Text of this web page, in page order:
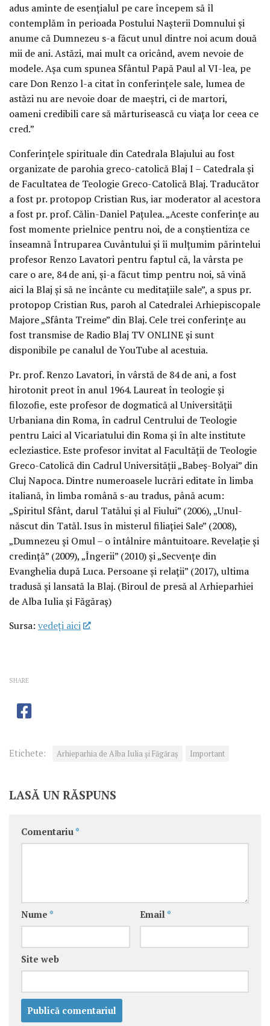
adus aminte de esențialul pe care începem să îl
contemplăm în perioada Postului Nașterii Domnului și
anume că Dumnezeu s-a făcut unul dintre noi acum două
mii de ani. Astăzi, mai mult ca oricând, avem nevoie de
modele. Așa cum spunea Sfântul Papă Paul al VI-lea, pe
care Don Renzo l-a citat în conferințele sale, lumea de
astăzi nu are nevoie doar de maeștri, ci de martori,
oameni credibili care să mărturisească cu viața lor ceea ce
cred.”
Conferințele spirituale din Catedrala Blajului au fost
organizate de parohia greco-catolică Blaj I – Catedrala și
de Facultatea de Teologie Greco-Catolică Blaj. Traducător
a fost pr. protopop Cristian Rus, iar moderator al acestora
a fost pr. prof. Călin-Daniel Pațulea. „Aceste conferințe au
fost momente prielnice pentru noi, de a conștientiza ce
înseamnă Întruparea Cuvântului și îi mulțumim părintelui
profesor Renzo Lavatori pentru faptul că, la vârsta pe
care o are, 84 de ani, și-a făcut timp pentru noi, să vină
aici la Blaj și să ne încânte cu meditațiile sale”, a spus pr.
protopop Cristian Rus, paroh al Catedralei Arhiepiscopale
Majore „Sfânta Treime” din Blaj. Cele trei conferințe au
fost transmise de Radio Blaj TV ONLINE și sunt
disponibile pe canalul de YouTube al acestuia.
Pr. prof. Renzo Lavatori, în vârstă de 84 de ani, a fost
hirotonit preot în anul 1964. Laureat în teologie și
filozofie, este profesor de dogmatică al Universității
Urbaniana din Roma, în cadrul Centrului de Teologie
pentru Laici al Vicariatului din Roma și în alte institute
ecleziastice. Este profesor invitat al Facultății de Teologie
Greco-Catolică din Cadrul Universității „Babeș-Bolyai” din
Cluj Napoca. Dintre numeroasele lucrări editate în limba
italiană, în limba română s-au tradus, până acum:
„Spiritul Sfânt, darul Tatălui și al Fiului” (2006), „Unul-
născut din Tatăl. Isus în misterul filiației Sale” (2008),
„Dumnezeu și Omul – o întâlnire mântuitoare. Revelație și
credință” (2009), „Îngerii” (2010) și „Secvențe din
Evanghelia după Luca. Persoane și relații” (2017), ultima
tradusă și lansată la Blaj. (Biroul de presă al Arhieparhiei
de Alba Iulia și Făgăraș)
Sursa: vedeţi aici
SHARE
Etichete: Arhieparhia de Alba Iulia și Făgăraș Important
LASĂ UN RĂSPUNS
Comentariu *
Nume * Email *
Site web